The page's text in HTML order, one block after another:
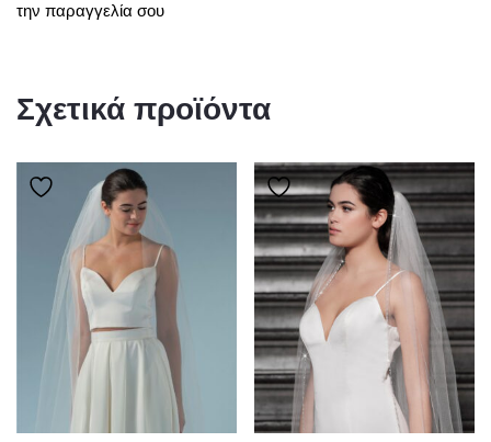
την παραγγελία σου
Σχετικά προϊόντα